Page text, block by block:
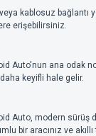
kablosuz bağlantı
erişebilirsiniz.
Auto'nun ana odak
keyifli hale gelir.
Auto, modern
bir aracınız ve